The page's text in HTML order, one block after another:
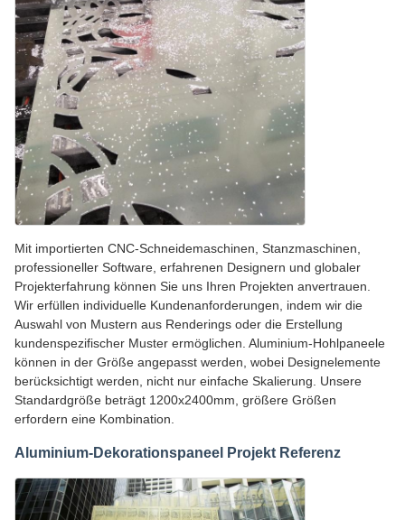
Mit importierten CNC-Schneidemaschinen, Stanzmaschinen,
professioneller Software, erfahrenen Designern und globaler
Projekterfahrung können Sie uns Ihren Projekten anvertrauen.
Wir erfüllen individuelle Kundenanforderungen, indem wir die
Auswahl von Mustern aus Renderings oder die Erstellung
kundenspezifischer Muster ermöglichen. Aluminium-Hohlpaneele
können in der Größe angepasst werden, wobei Designelemente
berücksichtigt werden, nicht nur einfache Skalierung. Unsere
Standardgröße beträgt 1200x2400mm, größere Größen
erfordern eine Kombination.
Aluminium-Dekorationspaneel Projekt Referenz